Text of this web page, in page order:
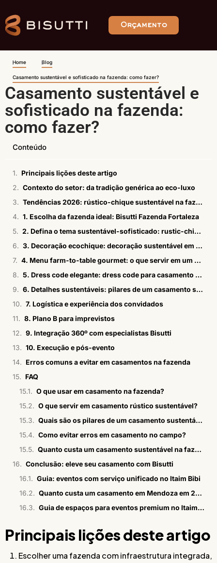
Orçamento
Home Blog
Casamento sustentável e sofisticado na fazenda: como fazer?
Casamento sustentável e
sofisticado na fazenda:
como fazer?
Conteúdo
Principais lições deste artigo
Contexto do setor: da tradição genérica ao eco-luxo
Tendências 2026: rústico-chique sustentável na fazenda
1. Escolha da fazenda ideal: Bisutti Fazenda Fortaleza
2. Defina o tema sustentável-sofisticado: rustic-chic moderno
3. Decoração ecochique: decoração sustentável em casamento na fazenda
4. Menu farm-to-table gourmet: o que servir em um casamento rústico
5. Dress code elegante: dress code para casamento na fazenda
6. Detalhes sustentáveis: pilares de um casamento sustentável
7. Logística e experiência dos convidados
8. Plano B para imprevistos
9. Integração 360º com especialistas Bisutti
10. Execução e pós-evento
Erros comuns a evitar em casamentos na fazenda
FAQ
O que usar em casamento na fazenda?
O que servir em casamento rústico sustentável?
Quais são os pilares de um casamento sustentável?
Como evitar erros em casamento no campo?
Quanto custa um casamento sustentável na fazenda?
Conclusão: eleve seu casamento com Bisutti
Guia: eventos com serviço unificado no Itaim Bibi
Quanto custa um casamento em Mendoza em 2026
Guia de espaços para eventos premium no Itaim Bibi em 2026
Principais lições deste artigo
Escolher uma fazenda com infraestrutura integrada,